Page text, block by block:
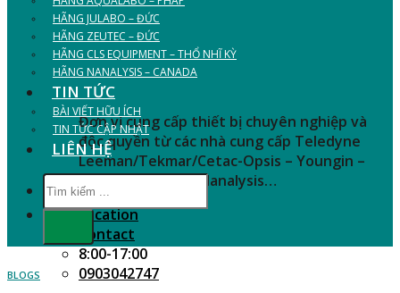
NGÀNH HÓA - THỰC
PHẨM - MÔI TRƯỜNG
Đơn vị cung cấp thiết bị chuyên nghiệp và
độc quyền từ các nhà cung cấp Teledyne
Leeman/Tekmar/Cetac-Opsis – Youngin –
SHINE – Zeutec – Nanalysis…
Location
Contact
8:00-17:00
0903042747
HÃNG JULABO – ĐỨC
HÃNG ZEUTEC – ĐỨC
HÃNG CLS EQUIPMENT – THỔ NHĨ KỲ
HÃNG NANALYSIS – CANADA
TIN TỨC
BÀI VIẾT HỮU ÍCH
TIN TỨC CẬP NHẬT
LIÊN HỆ
Tìm
kiếm:
BLOGS